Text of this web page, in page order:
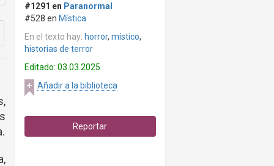
#1291 en Paranormal
#528 en Mística
En el texto hay: horror, místico,
historias de terror
Editado: 03.03.2025
Añadir a la biblioteca
Reportar